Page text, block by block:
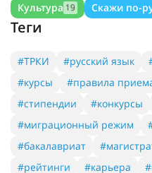
Культура 19 Скажи по-
Теги
#ТРКИ #русский язык
#курсы
#правила
#стипендии
#конкурсы
#миграционный режим
#бакалавриат
#рейтинги
#карьера